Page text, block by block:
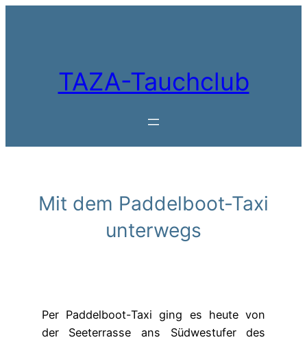
TAZA-Tauchclub
Mit dem Paddelboot-Taxi
unterwegs
Per Paddelboot-Taxi ging es heute von
der Seeterrasse ans Südwestufer des